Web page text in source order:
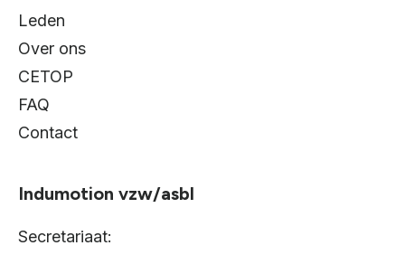
Leden
Over ons
CETOP
FAQ
Contact
Indumotion vzw/asbl
Secretariaat: